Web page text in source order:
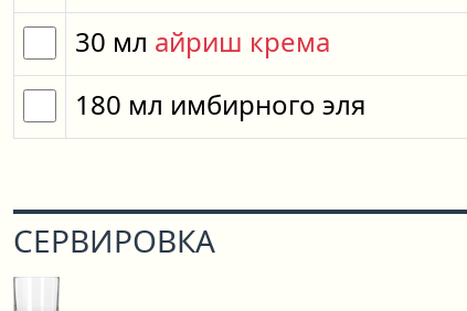
30 мл айриш крема
180 мл имбирного эля
СЕРВИРОВКА